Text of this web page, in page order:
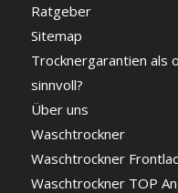
Ratgeber
Sitemap
Trocknergarantien als
sinnvoll?
Über uns
Waschtrockner
Waschtrockner
Waschtrockner TOP